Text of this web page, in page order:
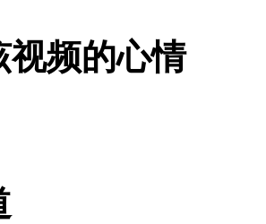
批安倍政府幼稚
视频的心情